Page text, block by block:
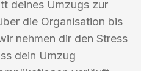
deines Umzugs zur
die Organisation bis
nehmen dir den Stress
dein Umzug